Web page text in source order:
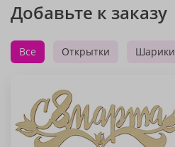
Добавьте к заказу
Все Открытки Шарики